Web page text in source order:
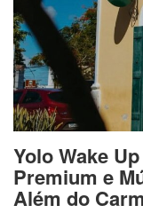
Yolo Wake
Premium e
Além do